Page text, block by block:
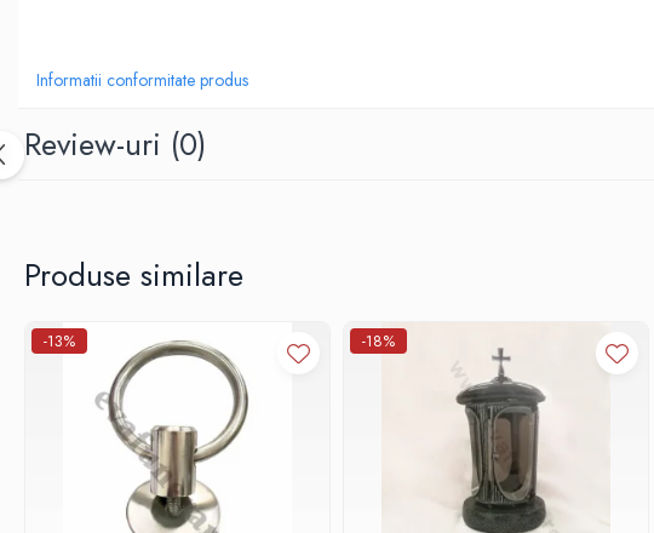
Informatii conformitate produs
Review-uri (0)
Produse similare
-13% -18%